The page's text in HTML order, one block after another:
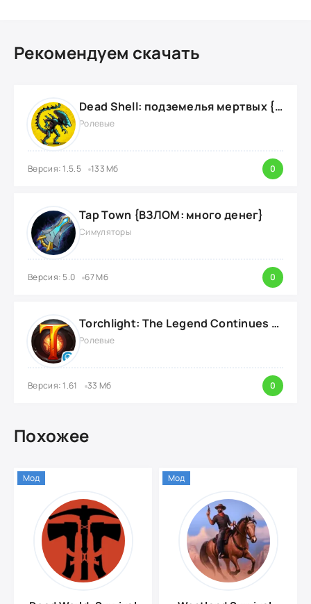
Рекомендуем скачать
Dead Shell: подземелья мертвых {ВЗЛОМ: на деньги}
Ролевые
Версия: 1.5.5 133 Мб 0
Tap Town {ВЗЛОМ: много денег}
Симуляторы
Версия: 5.0 67 Мб 0
Torchlight: The Legend Continues {ВЗЛОМ: Режим Бога}
Ролевые
Версия: 1.61 33 Мб 0
Похожее
Мод Мод